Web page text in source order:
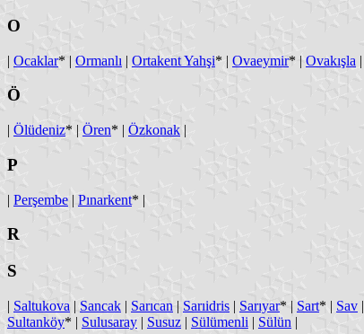
O
| Ocaklar* | Ormanlı | Ortakent Yahşi* | Ovaeymir* | Ovakışla |
Ö
| Ölüdeniz* | Ören* | Özkonak |
P
| Perşembe | Pınarkent* |
R
S
| Saltukova | Sancak | Sarıcan | Sarıidris | Sarıyar* | Sart* | Sav |
Sultanköy* | Sulusaray | Susuz | Sülümenli | Sülün |